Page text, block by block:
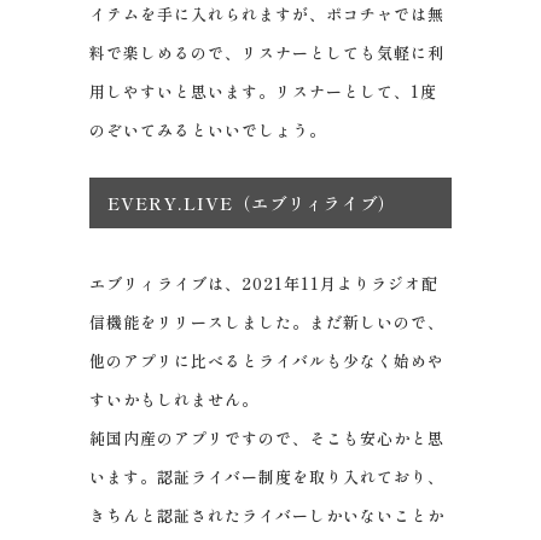
イテムを手に入れられますが、ポコチャでは無
料で楽しめるので、リスナーとしても気軽に利
用しやすいと思います。リスナーとして、1度
のぞいてみるといいでしょう。
EVERY.LIVE（エブリィライブ）
エブリィライブは、2021年11月よりラジオ配
信機能をリリースしました。まだ新しいので、
他のアプリに比べるとライバルも少なく始めや
すいかもしれません。
純国内産のアプリですので、そこも安心かと思
います。認証ライバー制度を取り入れており、
きちんと認証されたライバーしかいないことか